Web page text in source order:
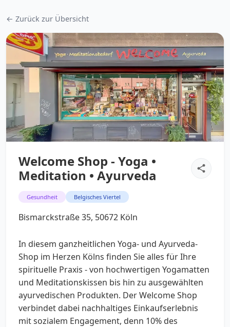
← Zurück zur Übersicht
Welcome Shop - Yoga •
Meditation • Ayurveda
Gesundheit Belgisches Viertel
Bismarckstraße 35, 50672 Köln
In diesem ganzheitlichen Yoga- und Ayurveda-
Shop im Herzen Kölns finden Sie alles für Ihre
spirituelle Praxis - von hochwertigen Yogamatten
und Meditationskissen bis hin zu ausgewählten
ayurvedischen Produkten. Der Welcome Shop
verbindet dabei nachhaltiges Einkaufserlebnis
mit sozialem Engagement, denn 10% des